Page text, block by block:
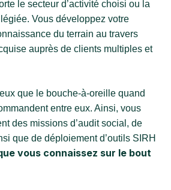
le secteur d’activité choisi ou la
Vous développez votre
du terrain au travers
auprès de clients multiples et
que le bouche-à-oreille quand
entre eux. Ainsi, vous
des missions d’audit social, de
que de déploiement d’outils SIRH
vous connaissez sur le bout